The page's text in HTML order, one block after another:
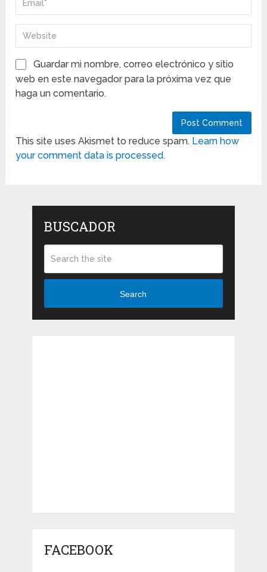
Guardar mi nombre, correo electrónico y sitio
web en este navegador para la próxima vez que
haga un comentario.
This site uses Akismet to reduce spam. Learn how
your comment data is processed.
BUSCADOR
Search
FACEBOOK